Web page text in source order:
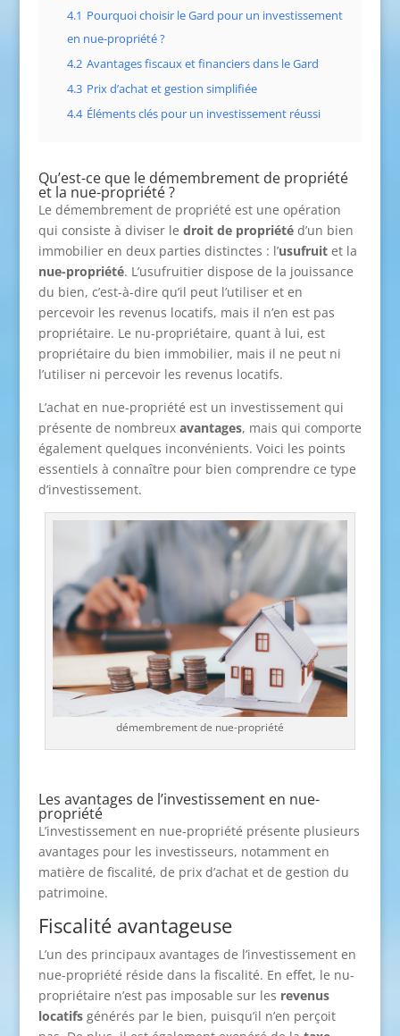
4.1 Pourquoi choisir le Gard pour un investissement
en nue-propriété ?
4.2 Avantages fiscaux et financiers dans le Gard
4.3 Prix d’achat et gestion simplifiée
4.4 Éléments clés pour un investissement réussi
Qu’est-ce que le démembrement de propriété
et la nue-propriété ?
Le démembrement de propriété est une opération
qui consiste à diviser le droit de propriétéd’un bien
immobilier en deux parties distinctes : l’usufruitet la
nue-propriété. L’usufruitier dispose de la jouissance
du bien, c’est-à-dire qu’il peut l’utiliser et en
percevoir les revenus locatifs, mais il n’en est pas
propriétaire. Le nu-propriétaire, quant à lui, est
propriétaire du bien immobilier, mais il ne peut ni
l’utiliser ni percevoir les revenus locatifs.
L’achat en nue-propriété est un investissement qui
présente de nombreux avantages, mais qui comporte
également quelques inconvénients. Voici les points
essentiels à connaître pour bien comprendre ce type
d’investissement.
démembrement de nue-propriété
Les avantages de l’investissement en nue-
propriété
L’investissement en nue-propriété présente plusieurs
avantages pour les investisseurs, notamment en
matière de fiscalité, de prix d’achat et de gestion du
patrimoine.
Fiscalité avantageuse
L’un des principaux avantages de l’investissement en
nue-propriété réside dans la fiscalité. En effet, le nu-
propriétaire n’est pas imposable sur les revenus
locatifsgénérés par le bien, puisqu’il n’en perçoit